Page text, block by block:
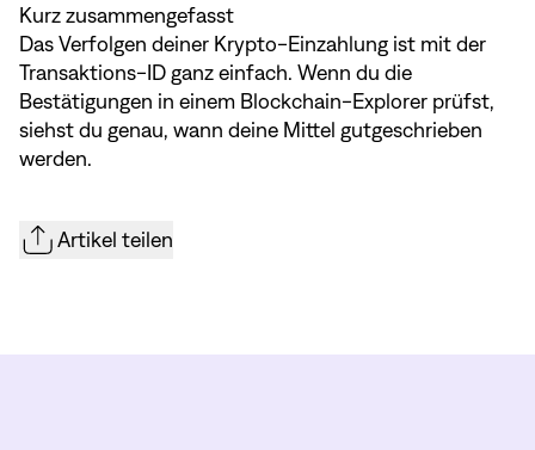
Kurz zusammengefasst
Das Verfolgen deiner Krypto-Einzahlung ist mit der
Transaktions-ID ganz einfach. Wenn du die
Bestätigungen in einem Blockchain-Explorer prüfst,
siehst du genau, wann deine Mittel gutgeschrieben
werden.
Artikel teilen